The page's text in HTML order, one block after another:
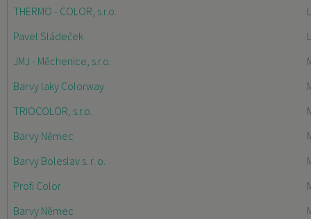
THERMO - COLOR, s.r.o.
Pavel Sládeček
JMJ - Měchenice, s.r.o.
Barvy laky Colorway
TRIOCOLOR, s.r.o.
Barvy Němec
Barvy Boleslav s. r. o.
Profi Color
Barvy Němec